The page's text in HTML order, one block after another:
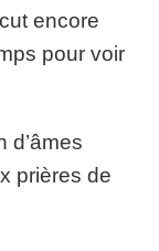
encore
pour voir
d’âmes
prières de